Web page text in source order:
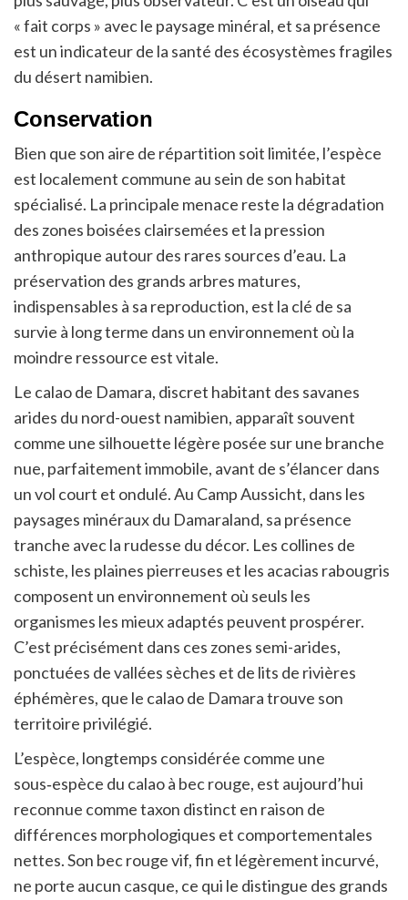
« fait corps » avec le paysage minéral, et sa présence
est un indicateur de la santé des écosystèmes fragiles
du désert namibien.
Conservation
Bien que son aire de répartition soit limitée, l’espèce
est localement commune au sein de son habitat
spécialisé. La principale menace reste la dégradation
des zones boisées clairsemées et la pression
anthropique autour des rares sources d’eau. La
préservation des grands arbres matures,
indispensables à sa reproduction, est la clé de sa
survie à long terme dans un environnement où la
moindre ressource est vitale.
Le calao de Damara, discret habitant des savanes
arides du nord-ouest namibien, apparaît souvent
comme une silhouette légère posée sur une branche
nue, parfaitement immobile, avant de s’élancer dans
un vol court et ondulé. Au Camp Aussicht, dans les
paysages minéraux du Damaraland, sa présence
tranche avec la rudesse du décor. Les collines de
schiste, les plaines pierreuses et les acacias rabougris
composent un environnement où seuls les
organismes les mieux adaptés peuvent prospérer.
C’est précisément dans ces zones semi-arides,
ponctuées de vallées sèches et de lits de rivières
éphémères, que le calao de Damara trouve son
territoire privilégié.
L’espèce, longtemps considérée comme une
sous‑espèce du calao à bec rouge, est aujourd’hui
reconnue comme taxon distinct en raison de
différences morphologiques et comportementales
nettes. Son bec rouge vif, fin et légèrement incurvé,
ne porte aucun casque, ce qui le distingue des grands